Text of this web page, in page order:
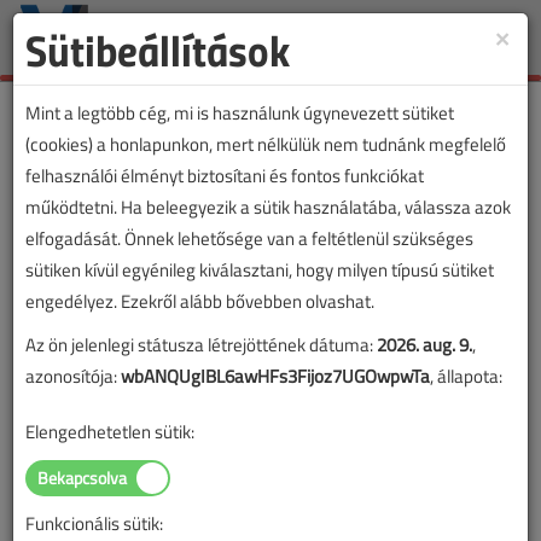
Toggle
×
Sütibeállítások
Mint a legtöbb cég, mi is használunk úgynevezett sütiket
(cookies) a honlapunkon, mert nélkülük nem tudnánk megfelelő
felhasználói élményt biztosítani és fontos funkciókat
működtetni. Ha beleegyezik a sütik használatába, válassza azok
elfogadását. Önnek lehetősége van a feltétlenül szükséges
sütiken kívül egyénileg kiválasztani, hogy milyen típusú sütiket
engedélyez. Ezekről alább bővebben olvashat.
Az ön jelenlegi státusza létrejöttének dátuma:2026. aug. 9.,
azonosítója:wbANQUgIBL6awHFs3Fijoz7UGOwpwTa, állapota:
Elengedhetetlen sütik:
Funkcionális sütik: